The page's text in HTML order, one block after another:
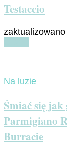
Testaccio
zaktualizowano
Na luzie
Śmiać się jak
Parmigiano
Burracie